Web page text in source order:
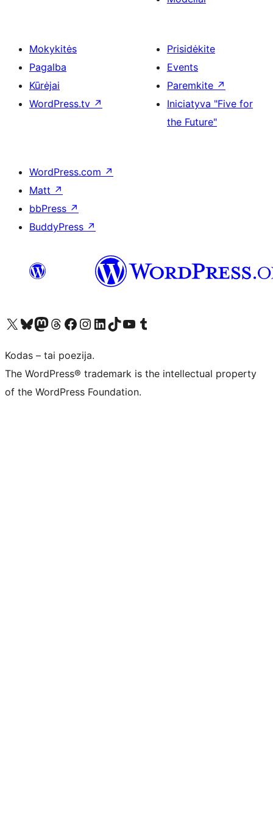
Mokykitės
Pagalba
Kūrėjai
WordPress.tv ↗
Prisidėkite
Events
Paremkite ↗
Iniciatyva "Five for
the Future"
WordPress.com ↗
Matt ↗
bbPress ↗
BuddyPress ↗
Visit our X (formerly Twitter) account
Apsilankykite mūsų Bluesky paskyroje
Visit our Mastodon account
Apsilankykite mūsų Threads paskyroje
Visit our Facebook page
Visit our Instagram account
Visit our LinkedIn account
Apsilankykite mūsų TikTok paskyroje
Visit our YouTube channel
Apsilankykite mūsų Tumblr paskyroje
Kodas – tai poezija.
The WordPress® trademark is the intellectual property
of the WordPress Foundation.